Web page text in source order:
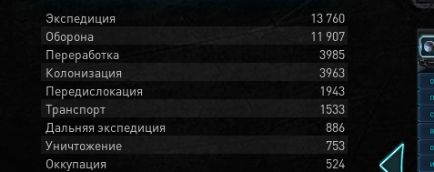
Экспедиция
13 760
Оборона
11 907
Переработка
3985
Колонизация
3963
Передислокация
1943
Транспорт
1533
Дальняя экспедиция
886
Уничтожение
753
Оккупация
524